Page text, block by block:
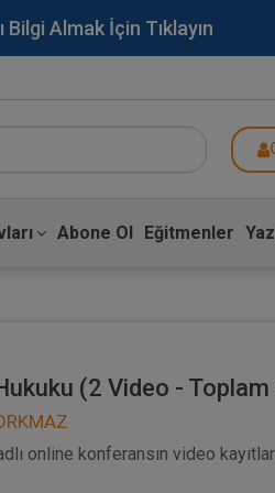
Almak İçin Tıklayın
Abone Ol Eğitmenler
(2 Video -
online konferansın video